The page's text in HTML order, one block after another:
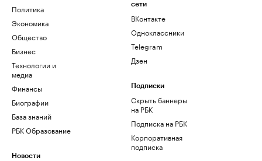
Политика
Экономика
Общество
Бизнес
Технологии и
медиа
Финансы
Биографии
База знаний
РБК Образование
Новости
сети
ВКонтакте
Одноклассники
Telegram
Дзен
Подписки
Скрыть баннеры
на РБК
Подписка на РБК
Корпоративная
подписка